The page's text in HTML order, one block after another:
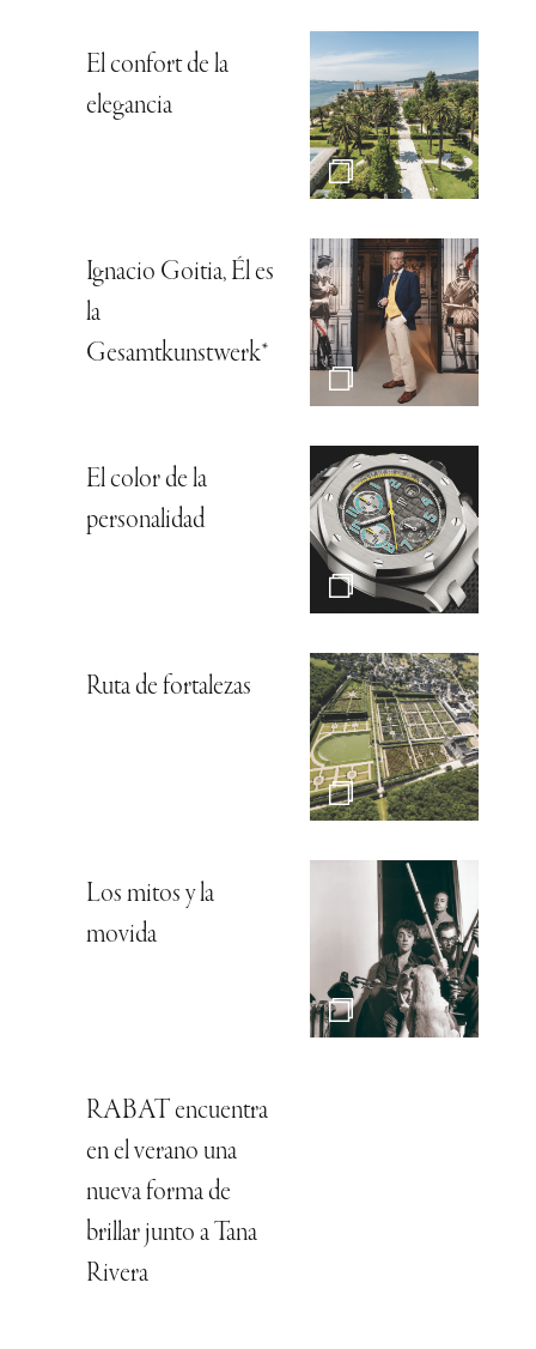
El confort de la
elegancia
Ignacio Goitia, Él es
la
Gesamtkunstwerk*
El color de la
personalidad
Ruta de fortalezas
Los mitos y la
movida
RABAT encuentra
en el verano una
nueva forma de
brillar junto a Tana
Rivera